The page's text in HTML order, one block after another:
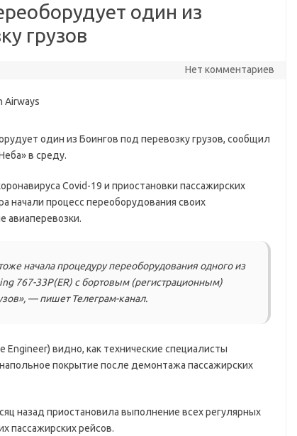
один из
грузов
Нет комментариев
один из Боингов под перевозку грузов, сообщил
в среду.
Covid-19 и приостановки пассажирских
начали процесс переоборудования своих
авиаперевозки.
начала процедуру переоборудования одного из
767-33P(ER) с бортовым (регистрационным)
— пишет Телеграм-канал.
видно, как технические специалисты
покрытие после демонтажа пассажирских
назад приостановила выполнение всех регулярных
пассажирских рейсов.